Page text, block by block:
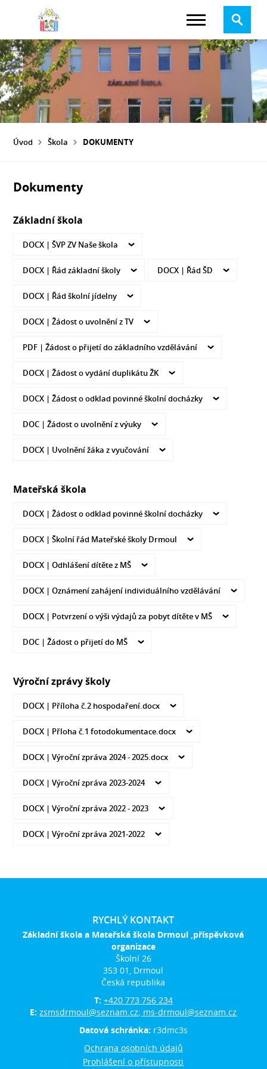
Úvod Škola DOKUMENTY
Dokumenty
Základní škola
DOCX |ŠVP ZV Naše škola
DOCX | Řád základní školy DOCX | Řád ŠD
DOCX | Řád školní jídelny
DOCX |Žádost o uvolnění z TV
PDF |Žádost o přijetí do základního vzdělávání
DOCX |Žádost o vydání duplikátu ŽK
DOCX |Žádost o odklad povinné školní docházky
DOC |Žádost o uvolnění z výuky
DOCX | Uvolnění žáka z vyučování
Mateřská škola
DOCX |Žádost o odklad povinné školní docházky
DOCX |Školní řád Mateřské školy Drmoul
DOCX |Odhlášení dítěte z MŠ
DOCX |Oznámení zahájení individuálního vzdělávání
DOCX | Potvrzení o výši výdajů za pobyt dítěte v MŠ
DOC |Žádost o přijetí do MŠ
Výroční zprávy školy
DOCX | Příloha č.2 hospodaření.docx
DOCX | Přloha č.1 fotodokumentace.docx
DOCX |Výroční zpráva 2024 - 2025.docx
DOCX |Výroční zpráva 2023-2024
DOCX |Výroční zpráva 2022 - 2023
DOCX |Výroční zpráva 2021-2022
RYCHLÝ KONTAKT
Základní škola a Mateřská škola Drmoul ,příspěvková
organizace
Školní 26
353 01, Drmoul
Česká republika
T: +420 773 756 234
E:zsmsdrmoul@seznam.cz; ms-drmoul@seznam.cz
Datová schránka: r3dmc3s
Ochrana osobních údajů
Prohlášení o přístupnosti